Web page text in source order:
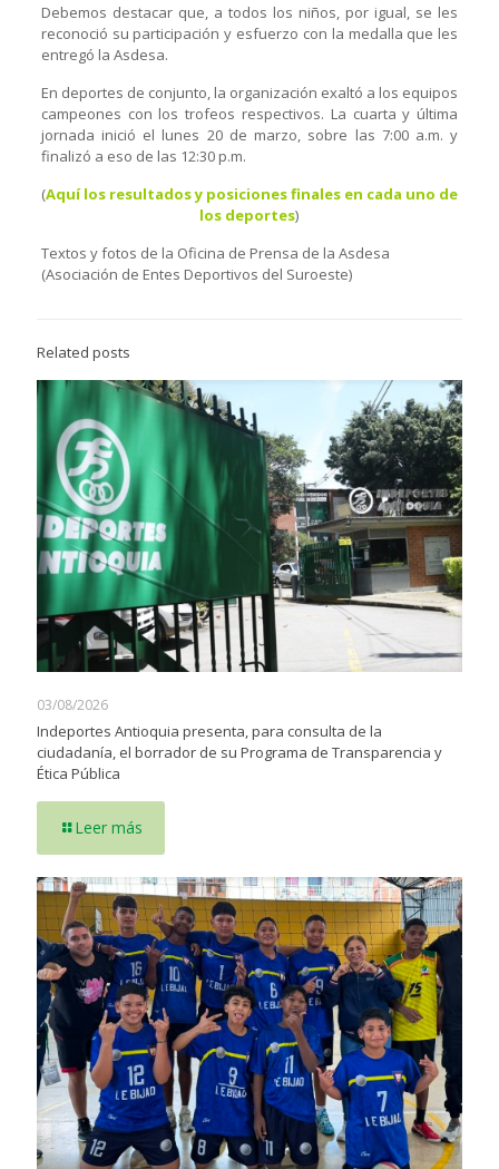
Debemos destacar que, a todos los niños, por igual, se les
reconoció su participación y esfuerzo con la medalla que les
entregó la Asdesa.
En deportes de conjunto, la organización exaltó a los equipos
campeones con los trofeos respectivos. La cuarta y última
jornada inició el lunes 20 de marzo, sobre las 7:00 a.m. y
finalizó a eso de las 12:30 p.m.
(Aquí los resultados y posiciones finales en cada uno de
los deportes)
Textos y fotos de la Oficina de Prensa de la Asdesa
(Asociación de Entes Deportivos del Suroeste)
Related posts
03/08/2026
Indeportes Antioquia presenta, para consulta de la
ciudadanía, el borrador de su Programa de Transparencia y
Ética Pública
Leer más